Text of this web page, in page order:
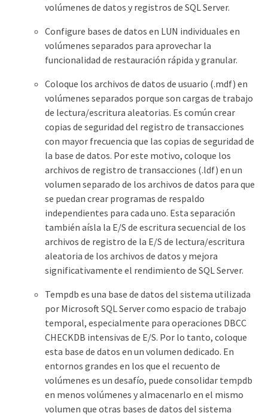
volúmenes de datos y registros de SQL Server.
Configure bases de datos en LUN individuales en
volúmenes separados para aprovechar la
funcionalidad de restauración rápida y granular.
Coloque los archivos de datos de usuario (.mdf) en
volúmenes separados porque son cargas de trabajo
de lectura/escritura aleatorias. Es común crear
copias de seguridad del registro de transacciones
con mayor frecuencia que las copias de seguridad de
la base de datos. Por este motivo, coloque los
archivos de registro de transacciones (.ldf) en un
volumen separado de los archivos de datos para que
se puedan crear programas de respaldo
independientes para cada uno. Esta separación
también aísla la E/S de escritura secuencial de los
archivos de registro de la E/S de lectura/escritura
aleatoria de los archivos de datos y mejora
significativamente el rendimiento de SQL Server.
Tempdb es una base de datos del sistema utilizada
por Microsoft SQL Server como espacio de trabajo
temporal, especialmente para operaciones DBCC
CHECKDB intensivas de E/S. Por lo tanto, coloque
esta base de datos en un volumen dedicado. En
entornos grandes en los que el recuento de
volúmenes es un desafío, puede consolidar tempdb
en menos volúmenes y almacenarlo en el mismo
volumen que otras bases de datos del sistema